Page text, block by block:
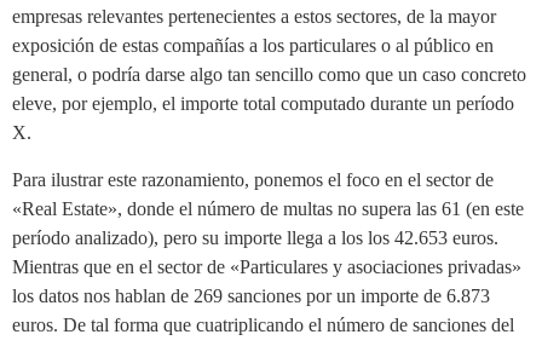
empresas relevantes pertenecientes a estos sectores, de la mayor
exposición de estas compañías a los particulares o al público en
general, o podría darse algo tan sencillo como que un caso concreto
eleve, por ejemplo, el importe total computado durante un período
X.
Para ilustrar este razonamiento, ponemos el foco en el sector de
«Real Estate», donde el número de multas no supera las 61 (en este
período analizado), pero su importe llega a los los 42.653 euros.
Mientras que en el sector de «Particulares y asociaciones privadas»
los datos nos hablan de 269 sanciones por un importe de 6.873
euros. De tal forma que cuatriplicando el número de sanciones del